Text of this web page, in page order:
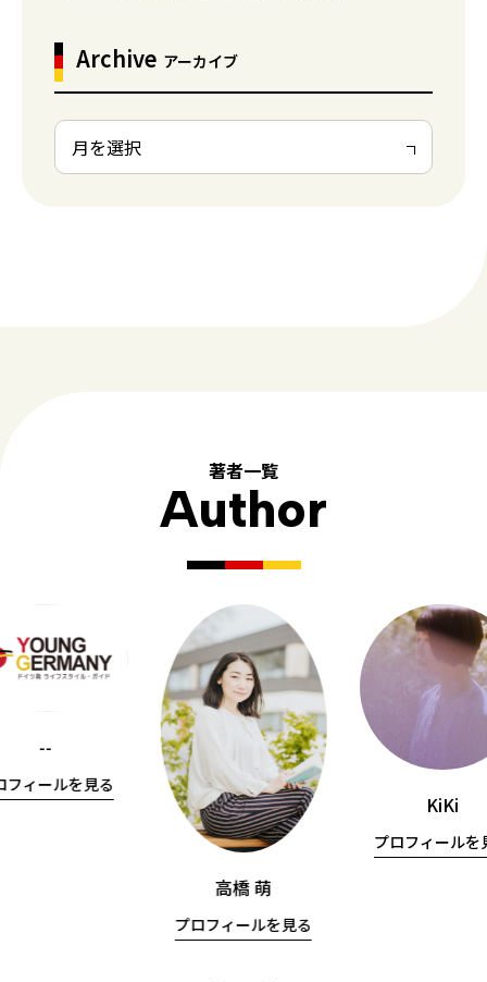
Archive アーカイブ
著者一覧
Author
--
フィールを見る
高橋 萌
プロフィールを見る
KiKi
プロフィールを